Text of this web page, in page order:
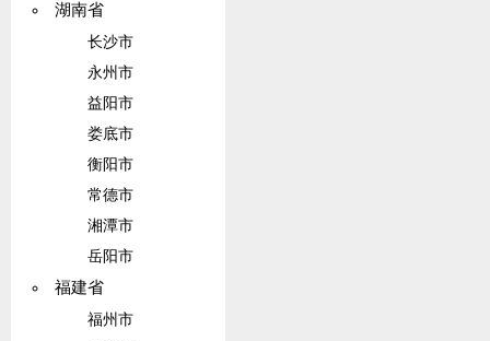
湖南省
长沙市
永州市
益阳市
娄底市
衡阳市
常德市
湘潭市
岳阳市
福建省
福州市